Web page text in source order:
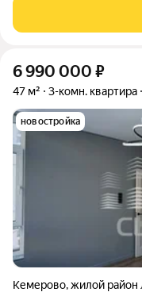
шаговой доступности
удoбную плaниpовку cо
6 990 000 ₽
47 м² 3-комн. квартира
новостройка
Кемерово,жилой район